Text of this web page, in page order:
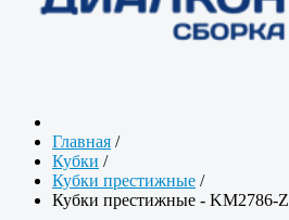
Главная /
Кубки /
Кубки престижные /
Кубки престижные - KM2786-Z